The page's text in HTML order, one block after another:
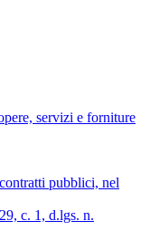
servizi e forniture
pubblici, nel
c. 1, d.lgs. n.